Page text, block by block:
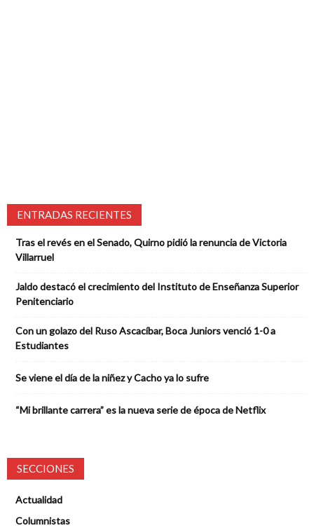
ENTRADAS RECIENTES
Tras el revés en el Senado, Quirno pidió la renuncia de Victoria
Villarruel
Jaldo destacó el crecimiento del Instituto de Enseñanza Superior
Penitenciario
Con un golazo del Ruso Ascacíbar, Boca Juniors venció 1-0 a
Estudiantes
Se viene el día de la niñez y Cacho ya lo sufre
“Mi brillante carrera” es la nueva serie de época de Netflix
SECCIONES
Actualidad
Columnistas